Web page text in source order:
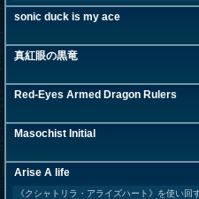
sonic duck is my ace
真紅眼の黒竜
Red-Eyes Armed Dragon Rulers
Masochist Initial
Arise A life
《クシャトリラ・アライズハート》を使い回